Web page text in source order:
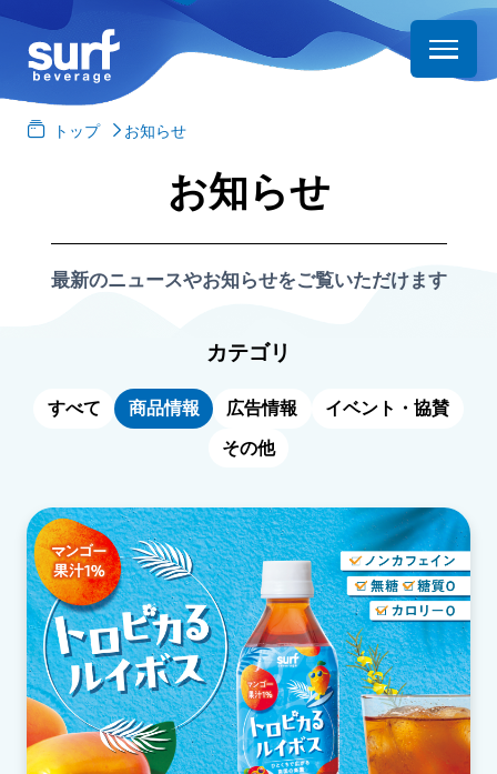
トップ お知らせ
お知らせ
最新のニュースやお知らせをご覧いただけます
カテゴリ
すべて 商品情報 広告情報 イベント・協賛
その他